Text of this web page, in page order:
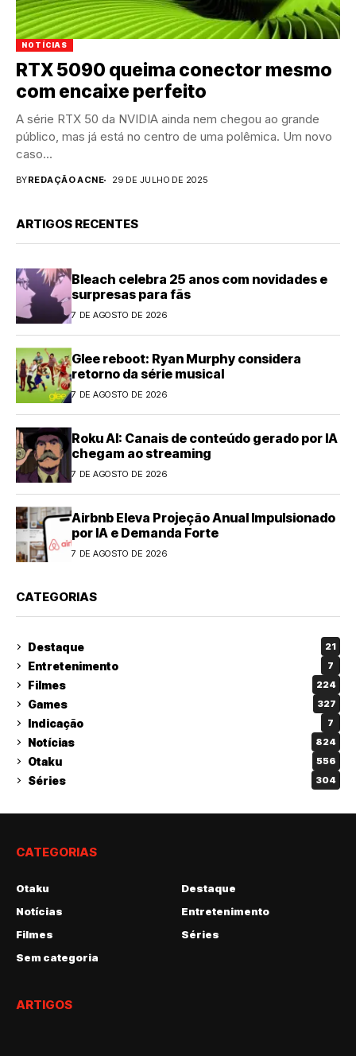
NOTÍCIAS
RTX 5090 queima conector mesmo
com encaixe perfeito
A série RTX 50 da NVIDIA ainda nem chegou ao grande
público, mas já está no centro de uma polêmica. Um novo
caso...
BYREDAÇÃO ACNE 29 DE JULHO DE 2025
ARTIGOS RECENTES
Bleach celebra 25 anos com novidades e
surpresas para fãs
7 DE AGOSTO DE 2026
Glee reboot: Ryan Murphy considera
retorno da série musical
7 DE AGOSTO DE 2026
Roku AI: Canais de conteúdo gerado por IA
chegam ao streaming
7 DE AGOSTO DE 2026
Airbnb Eleva Projeção Anual Impulsionado
por IA e Demanda Forte
7 DE AGOSTO DE 2026
CATEGORIAS
Destaque 21
Entretenimento 7
Filmes 224
Games 327
Indicação 7
Notícias 824
Otaku 556
Séries 304
CATEGORIAS
Otaku
Destaque
Notícias
Entretenimento
Filmes
Séries
Sem categoria
ARTIGOS